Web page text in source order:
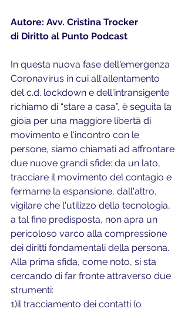
Autore: Avv. Cristina Trocker
di Diritto al Punto Podcast
In questa nuova fase dell'emergenza
Coronavirus in cui all'allentamento
del c.d. lockdown e dell'intransigente
richiamo di “stare a casa”, è seguita la
gioia per una maggiore libertà di
movimento e l'incontro con le
persone, siamo chiamati ad affrontare
due nuove grandi sfide: da un lato,
tracciare il movimento del contagio e
fermarne la espansione, dall'altro,
vigilare che l'utilizzo della tecnologia,
a tal fine predisposta, non apra un
pericoloso varco alla compressione
dei diritti fondamentali della persona.
Alla prima sfida, come noto, si sta
cercando di far fronte attraverso due
strumenti:
1)il tracciamento dei contatti (o